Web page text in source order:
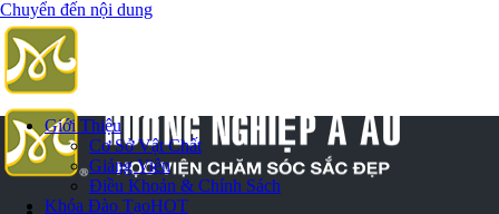
Chuyển đến nội dung
Giới Thiệu
Cơ Sở Vật Chất
Giảng Viên
Điều Khoản & Chính Sách
Khóa Đào TạoHOT